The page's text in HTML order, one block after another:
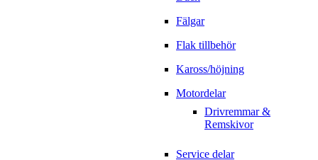
Fälgar
Flak tillbehör
Kaross/höjning
Motordelar
Drivremmar &
Remskivor
Service delar